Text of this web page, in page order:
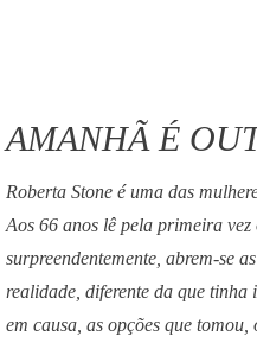
AMANHÃ É
Roberta Stone é uma das
Aos 66 anos lê pela primeira vez
surpreendentemente, abrem-se
realidade, diferente da que
em causa, as opções que